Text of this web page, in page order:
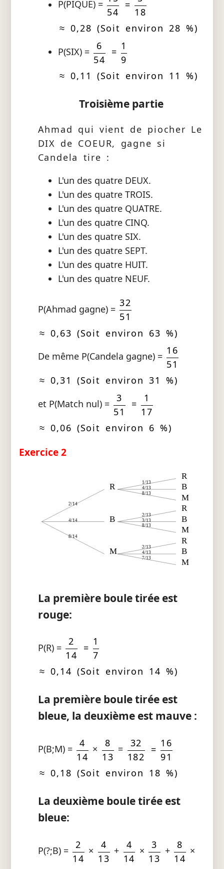
P(PIQUE) =
54
=
18
≈ 0,28 (Soit environ 28 %)
P(SIX) =
6
54
=
1
9
≈ 0,11 (Soit environ 11 %)
Troisième partie
Ahmad qui vient de piocher Le
DIX de COEUR, gagne si
Candela tire :
L'un des quatre DEUX.
L'un des quatre TROIS.
L'un des quatre QUATRE.
L'un des quatre CINQ.
L'un des quatre SIX.
L'un des quatre SEPT.
L'un des quatre HUIT.
L'un des quatre NEUF.
P(Ahmad gagne) =
32
51
≈ 0,63 (Soit environ 63 %)
De même P(Candela gagne) =
16
51
≈ 0,31 (Soit environ 31 %)
et P(Match nul) =
3
51
=
1
17
≈ 0,06 (Soit environ 6 %)
Exercice 2
R
B
M
R
B
M
R
B
M
R
B
M
2/14
4/14
8/14
1/13
4/13
8/13
2/13
3/13
8/13
2/13
4/13
7/13
La première boule tirée est
rouge:
P(R) =
2
14
=
1
7
≈ 0,14 (Soit environ 14 %)
La première boule tirée est
bleue, la deuxième est mauve :
P(B;M) =
4
14
×
8
13
=
32
182
=
16
91
≈ 0,18 (Soit environ 18 %)
La deuxième boule tirée est
bleue:
P(?;B) =
2
14
×
4
13
+
4
14
×
3
13
+
8
14
×